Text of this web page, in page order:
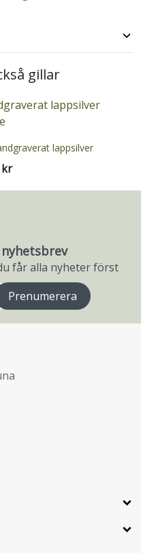
gillar
lappsilver
kr
får alla nyheter först
Prenumerera